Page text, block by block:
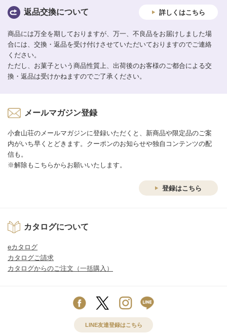
返品交換について 詳しくはこちら
商品には万全を期しておりますが、万一、不良品をお届けしました場
合には、交換・返品を受け付けさせていただいておりますのでご連絡
ください。
ただし、お菓子という商品性質上、出荷後のお客様のご都合による交
換・返品は受けかねますのでご了承ください。
メールマガジン登録
小倉山荘のメールマガジンに登録いただくと、新商品や限定品のご案
内がいち早くとどきます。クーポンのお知らせや独自コンテンツの配
信も。
※解除もこちらからお願いいたします。
登録はこちら
カタログについて
eカタログ
カタログご請求
カタログからのご注文（一括購入）
LINE友達登録はこちら